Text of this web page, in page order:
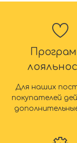
Для наших
покупателей